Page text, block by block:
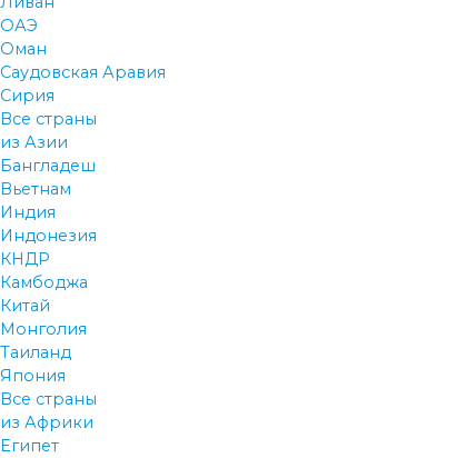
ОАЭ
Оман
Саудовская Аравия
Сирия
Все страны
из Азии
Бангладеш
Вьетнам
Индия
Индонезия
КНДР
Камбоджа
Китай
Монголия
Таиланд
Япония
Все страны
из Африки
Египет